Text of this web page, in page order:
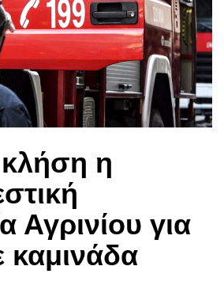
η
Αγρινίου για
καμινάδα